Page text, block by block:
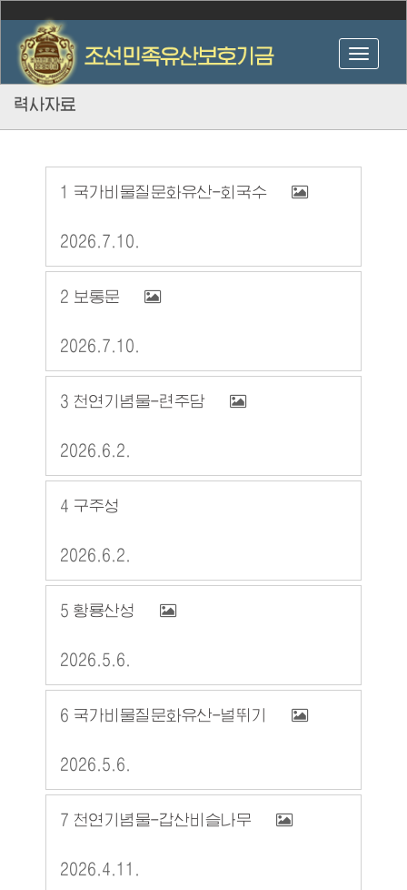
력사자료
1 국가비물질문화유산-회국수
2026.7.10.
2 보통문
2026.7.10.
3 천연기념물-련주담
2026.6.2.
4 구주성
2026.6.2.
5 황룡산성
2026.5.6.
6 국가비물질문화유산-널뛰기
2026.5.6.
7 천연기념물-갑산비슬나무
2026.4.11.